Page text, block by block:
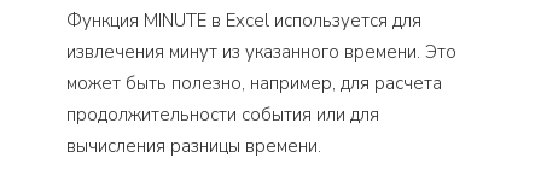
Функция MINUTE в Excel используется для
извлечения минут из указанного времени. Это
может быть полезно, например, для расчета
продолжительности события или для
вычисления разницы времени.